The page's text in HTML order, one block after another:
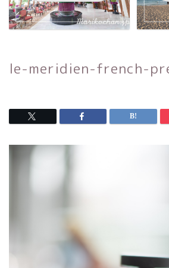
le-meridien-french-